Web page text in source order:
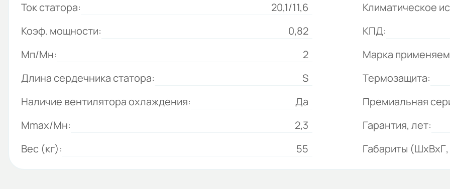
Ток статора:
20,1/11,6
Климатическое
Коэф. мощности:
0,82
КПД:
Мп/Мн:
2
Марка
Длина сердечника статора:
S
Термозащита:
Наличие вентилятора охлаждения:
Да
Премиальная
Mmax/Mн:
2,3
Гарантия, лет:
Вес (кг):
55 Габариты